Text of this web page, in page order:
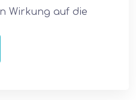
Wirkung auf die